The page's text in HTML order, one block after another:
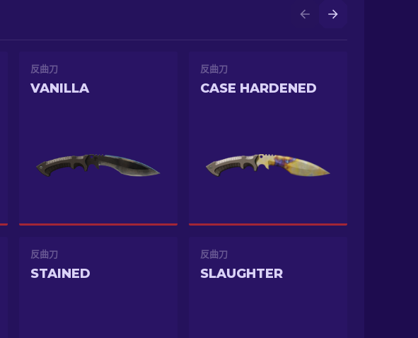
反曲刀
VANILLA
反曲刀
CASE HARDENED
反曲刀
STAINED
反曲刀
SLAUGHTER